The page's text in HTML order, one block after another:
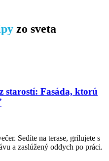
zo sveta
starostí: Fasáda, ktorú
Sedíte na terase, grilujete s
a zaslúžený oddych po práci.